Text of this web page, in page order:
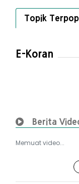
Topik
E-Koran
Berita
Memuat video...